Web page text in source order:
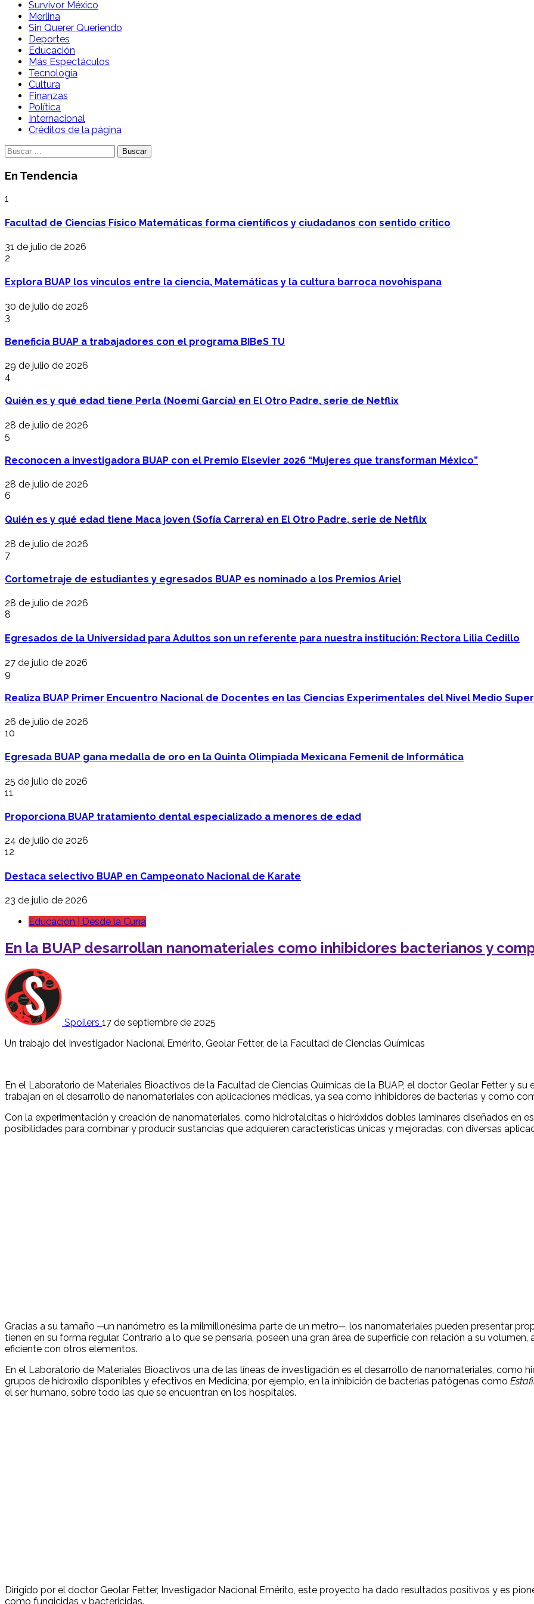
Survivor México
Merlina
Sin Querer Queriendo
Deportes
Educación
Más Espectáculos
Tecnología
Cultura
Finanzas
Política
Internacional
Créditos de la página
Buscar:
En Tendencia
1
Facultad de Ciencias Físico Matemáticas forma científicos y ciudadanos con sentido crítico
31 de julio de 2026
2
Explora BUAP los vínculos entre la ciencia, Matemáticas y la cultura barroca novohispana
30 de julio de 2026
3
Beneficia BUAP a trabajadores con el programa BIBeS TU
29 de julio de 2026
4
Quién es y qué edad tiene Perla (Noemí García) en El Otro Padre, serie de Netflix
28 de julio de 2026
5
Reconocen a investigadora BUAP con el Premio Elsevier 2026 “Mujeres que transforman México”
28 de julio de 2026
6
Quién es y qué edad tiene Maca joven (Sofía Carrera) en El Otro Padre, serie de Netflix
28 de julio de 2026
7
Cortometraje de estudiantes y egresados BUAP es nominado a los Premios Ariel
28 de julio de 2026
8
Egresados de la Universidad para Adultos son un referente para nuestra institución: Rectora Lilia Cedillo
27 de julio de 2026
9
Realiza BUAP Primer Encuentro Nacional de Docentes en las Ciencias Experimentales del Nivel Medio
26 de julio de 2026
10
Egresada BUAP gana medalla de oro en la Quinta Olimpiada Mexicana Femenil de Informática
25 de julio de 2026
11
Proporciona BUAP tratamiento dental especializado a menores de edad
24 de julio de 2026
12
Destaca selectivo BUAP en Campeonato Nacional de Karate
23 de julio de 2026
Educación | Desde la Cuna
En la BUAP desarrollan nanomateriales como inhibidores bacterianos y
Spoilers 17 de septiembre de 2025
Un trabajo del Investigador Nacional Emérito, Geolar Fetter, de la Facultad de Ciencias Químicas
En el Laboratorio de Materiales Bioactivos de la Facultad de Ciencias Químicas de la BUAP, el doctor Geolar Fetter y
trabajan en el desarrollo de nanomateriales con aplicaciones médicas, ya sea como inhibidores de bacterias y como
Con la experimentación y creación de nanomateriales, como hidrotalcitas o hidróxidos dobles laminares diseñados en
posibilidades para combinar y producir sustancias que adquieren características únicas y mejoradas, con diversas
Gracias a su tamaño ─un nanómetro es la milmillonésima parte de un metro─, los nanomateriales pueden presentar
tienen en su forma regular. Contrario a lo que se pensaría, poseen una gran área de superficie con relación a su
eficiente con otros elementos.
En el Laboratorio de Materiales Bioactivos una de las líneas de investigación es el desarrollo de nanomateriales, como
grupos de hidroxilo disponibles y efectivos en Medicina; por ejemplo, en la inhibición de bacterias patógenas como
el ser humano, sobre todo las que se encuentran en los hospitales.
Dirigido por el doctor Geolar Fetter, Investigador Nacional Emérito, este proyecto ha dado resultados positivos y es
como fungicidas y bactericidas.